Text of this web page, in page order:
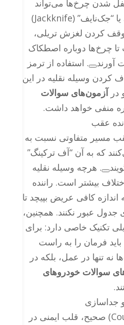
شدن چرخ‌ها می‌تواند
منجر به لغزش تریلی یا “جک‌نایف” (Jackknife)
کردن لغزش تریلی،
چرخ‌ها دوباره اصطکاک
آورند
. استفاده از ترمز
کردن وسیله نقلیه در این
درآزمون‌های سوالات
منفی خواهد داشت.
عقب
مسیر متفاوتی نسبت به
که به آن “آف ترکینگ”
. هرچه وسیله نقلیه
بیشتر است. راننده
اندازه کافی عریض بپیچد تا
عبور نکنند. همچنین،
تکنیک خاصی دارد: برای
فرمان را به راست
نه تنها در عمل، بلکه در
سوالات خودروهای
جداسازی
فرایند اتصال (Coupling) صحیح، قلب ایمنی در